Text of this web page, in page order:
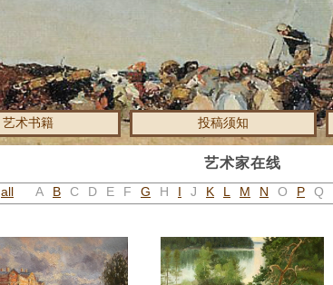
艺术书籍 投稿须知
艺术家在线
all A B C D E F G H I J K L M N O P Q